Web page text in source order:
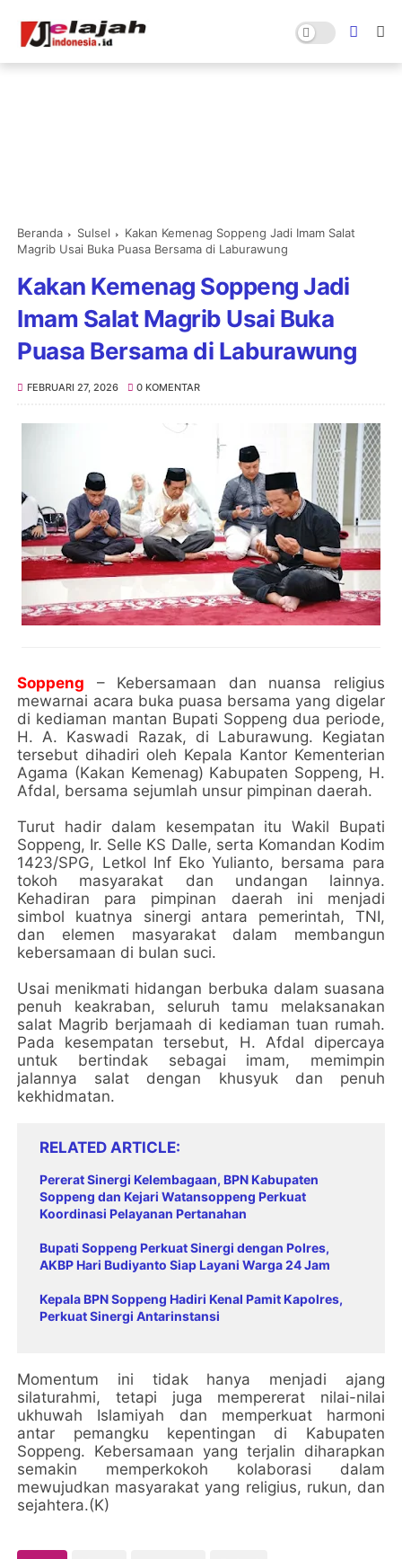
Beranda Sulsel
Kakan Kemenag Soppeng Jadi Imam Salat
Magrib Usai Buka Puasa Bersama di Laburawung
Kakan Kemenag Soppeng Jadi
Imam Salat Magrib Usai Buka
Puasa Bersama di Laburawung
FEBRUARI 27, 2026 0 KOMENTAR
Soppeng – Kebersamaan dan nuansa religius
mewarnai acara buka puasa bersama yang digelar
di kediaman mantan Bupati Soppeng dua periode,
H. A. Kaswadi Razak, di Laburawung. Kegiatan
tersebut dihadiri oleh Kepala Kantor Kementerian
Agama (Kakan Kemenag) Kabupaten Soppeng, H.
Afdal, bersama sejumlah unsur pimpinan daerah.
Turut hadir dalam kesempatan itu Wakil Bupati
Soppeng, Ir. Selle KS Dalle, serta Komandan Kodim
1423/SPG, Letkol Inf Eko Yulianto, bersama para
tokoh masyarakat dan undangan lainnya.
Kehadiran para pimpinan daerah ini menjadi
simbol kuatnya sinergi antara pemerintah, TNI,
dan elemen masyarakat dalam membangun
kebersamaan di bulan suci.
Usai menikmati hidangan berbuka dalam suasana
penuh keakraban, seluruh tamu melaksanakan
salat Magrib berjamaah di kediaman tuan rumah.
Pada kesempatan tersebut, H. Afdal dipercaya
untuk bertindak sebagai imam, memimpin
jalannya salat dengan khusyuk dan penuh
kekhidmatan.
RELATED ARTICLE
Pererat Sinergi Kelembagaan, BPN Kabupaten
Soppeng dan Kejari Watansoppeng Perkuat
Koordinasi Pelayanan Pertanahan
Bupati Soppeng Perkuat Sinergi dengan Polres,
AKBP Hari Budiyanto Siap Layani Warga 24 Jam
Kepala BPN Soppeng Hadiri Kenal Pamit Kapolres,
Perkuat Sinergi Antarinstansi
Momentum ini tidak hanya menjadi ajang
silaturahmi, tetapi juga mempererat nilai-nilai
ukhuwah Islamiyah dan memperkuat harmoni
antar pemangku kepentingan di Kabupaten
Soppeng. Kebersamaan yang terjalin diharapkan
semakin memperkokoh kolaborasi dalam
mewujudkan masyarakat yang religius, rukun, dan
sejahtera.(K)